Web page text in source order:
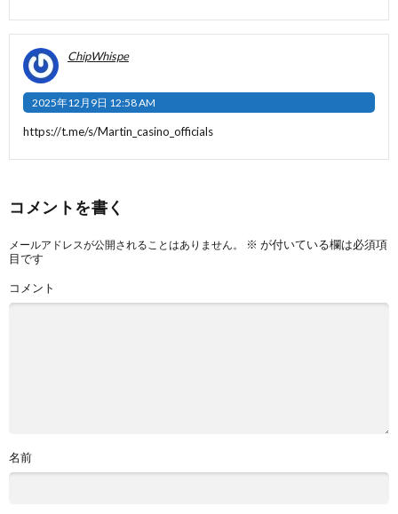
ChipWhispe
2025年12月9日 12:58 AM
https://t.me/s/Martin_casino_officials
コメントを書く
メールアドレスが公開されることはありません。 ※ が付いている欄は必須項
目です
コメント
名前